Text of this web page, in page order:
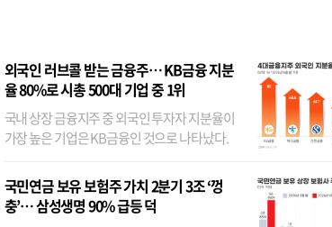
외국인 러브콜 받는 금융주… KB금융 지분
율 80%로 시총 500대 기업 중 1위
국내 상장 금융지주 중 외국인 투자자 지분율이
가장 높은 기업은 KB금융인 것으로 나타났다.
융이었다. 특히 KB금융은 지난달 말 기준 해외
기관투자자 지분율이...
국민연금 보유 보험주 가치 2분기 3조 ‘껑
충’… 삼성생명 90% 급등 덕